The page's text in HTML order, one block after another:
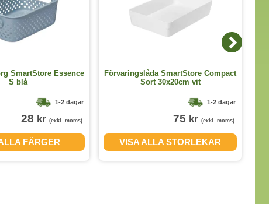
SmartStore Essence
S blå
1-2 dagar
28 kr (exkl. moms)
FÄRGER
Förvaringslåda SmartStore Compact
Sort 30x20cm vit
1-2 dagar
75 kr (exkl. moms)
VISA ALLA STORLEKAR